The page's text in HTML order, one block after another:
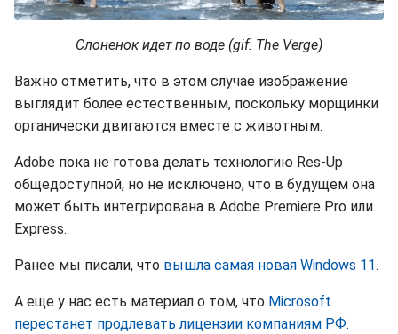
Слоненок идет по воде (gif: The Verge)
Важно отметить, что в этом случае изображение
выглядит более естественным, поскольку морщинки
органически двигаются вместе с животным.
Adobe пока не готова делать технологию Res-Up
общедоступной, но не исключено, что в будущем она
может быть интегрирована в Adobe Premiere Pro или
Express.
Ранее мы писали, что вышла самая новая Windows 11.
А еще у нас есть материал о том, что Microsoft
перестанет продлевать лицензии компаниям РФ.